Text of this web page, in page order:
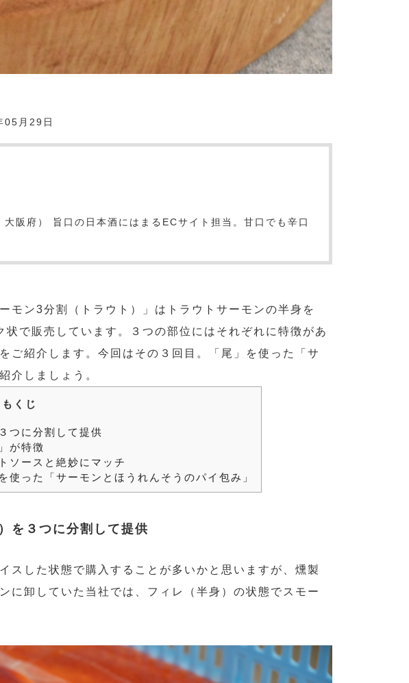
05月29日
阪府） 旨口の日本酒にはまるECサイト担当。甘口でも辛口
モン3分割（トラウト）」はトラウトサーモンの半身を
状で販売しています。３つの部位にはそれぞれに特徴があ
ご紹介します。今回はその３回目。「尾」を使った「サ
介しましょう。
もくじ
つに分割して提供
が特徴
ソースと絶妙にマッチ
使った「サーモンとほうれんそうのパイ包み」
を３つに分割して提供
スした状態で購入することが多いかと思いますが、燻製
に卸していた当社では、フィレ（半身）の状態でスモー